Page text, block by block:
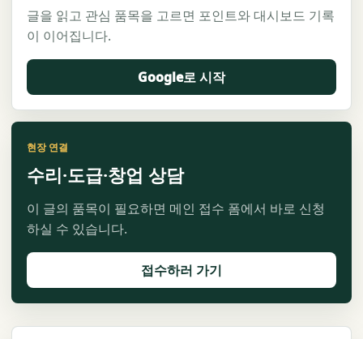
글을 읽고 관심 품목을 고르면 포인트와 대시보드 기록
이 이어집니다.
Google로 시작
현장 연결
수리·도급·창업 상담
이 글의 품목이 필요하면 메인 접수 폼에서 바로 신청
하실 수 있습니다.
접수하러 가기